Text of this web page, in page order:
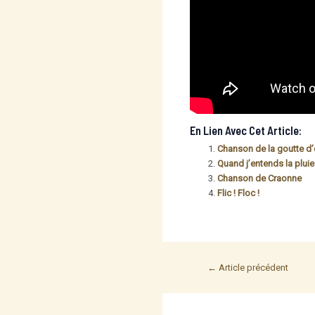
En Lien Avec Cet Article:
Chanson de la goutte
Quand j’entends la pluie
Chanson de Craonne
Flic ! Floc !
Post← Article précédent